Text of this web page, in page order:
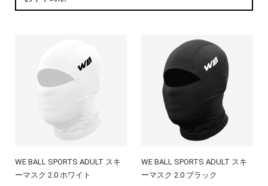
WE BALL SPORTS ADULT スキ
ーマスク 2.0 ホワイト
WE BALL SPORTS ADULT スキ
ーマスク 2.0 ブラック